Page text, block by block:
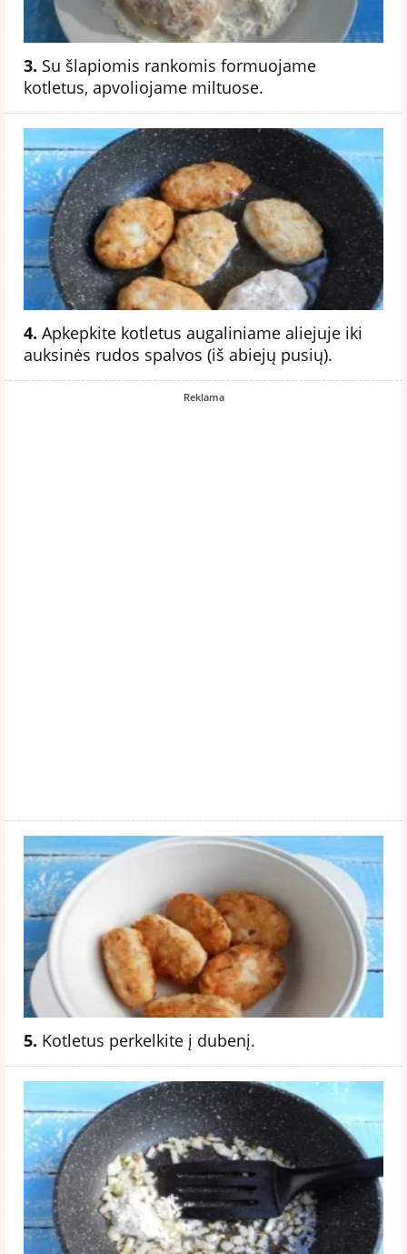
3. Su šlapiomis rankomis formuojame
kotletus, apvoliojame miltuose.
4. Apkepkite kotletus augaliniame aliejuje iki
auksinės rudos spalvos (iš abiejų pusių).
Reklama
5. Kotletus perkelkite į dubenį.